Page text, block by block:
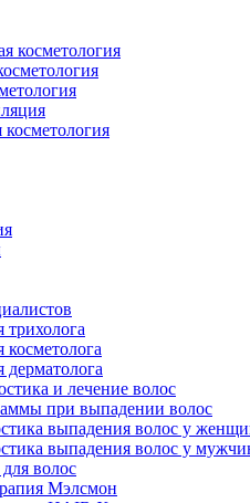
косметология
косметология
трихолога
косметолога
дерматолога
и лечение волос
при выпадении волос
выпадения волос у
выпадения волос у
волос
Мэлсмон